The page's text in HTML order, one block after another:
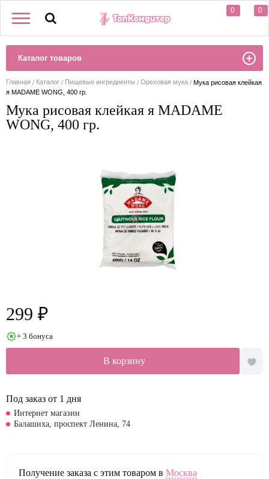
0 0
Каталог товаров
Главная Каталог Пищевые ингредиенты Ореховая мука
Мука рисовая клейкая
я MADAME WONG, 400 гр.
Мука рисовая клейкая я MADAME
WONG, 400 гр.
299 ₽
+ 3 бонуса
В корзину
Под заказ от 1 дня
Интернет магазин
Балашиха, проспект Ленина, 74
Получение заказа с этим товаром в Москва